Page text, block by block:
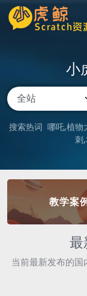
小
搜索热词 哪吒 植物
刺
教学案
最
当前最新发布的